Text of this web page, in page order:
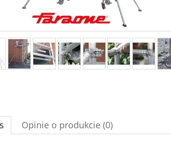
Opinie o produkcie (0)